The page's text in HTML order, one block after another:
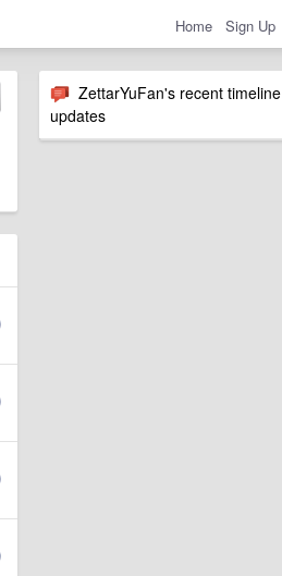
Home Sign Up
ZettarYuFan's recent timeline
updates